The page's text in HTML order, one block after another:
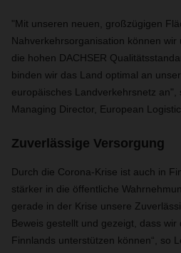
"Mit unseren neuen, großzügigen
Nahverkehrsorganisation können
die hohen DACHSER
binden wir das Land optimal an
europäisches Landverkehrsnetz an",
Managing Director, European
Zuverlässige Versorgung
Durch die Corona-Krise ist auch in
stärker in die öffentliche
gerade in der Krise unsere
Beweis gestellt und gezeigt, dass
Finnlands unterstützen können“, so